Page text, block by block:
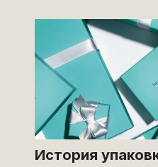
История